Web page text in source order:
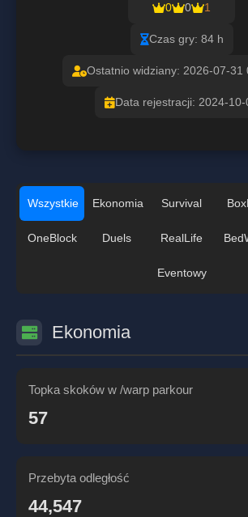
0
0 1
Czas gry: 84 h
Ostatnio widziany: 2026-07-31
Data rejestracji: 2024-10-
Wszystkie Ekonomia Survival
OneBlock Duels RealLife
Eventowy
Ekonomia
Topka skoków w /warp parkour
57
Przebyta odległość
44,547